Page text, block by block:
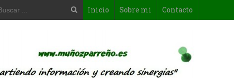
Inicio Sobre mi Contacto